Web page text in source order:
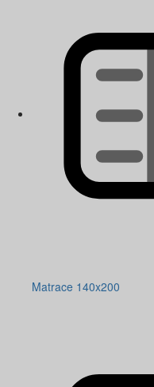
Matrace 140x200